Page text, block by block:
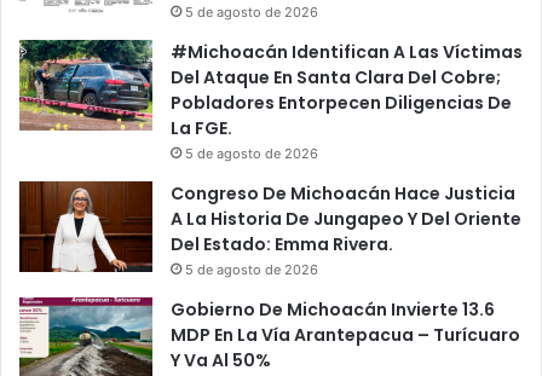
5 de agosto de 2026
#Michoacán Identifican A Las Víctimas
Del Ataque En Santa Clara Del Cobre;
Pobladores Entorpecen Diligencias De
La FGE.
5 de agosto de 2026
Congreso De Michoacán Hace Justicia
A La Historia De Jungapeo Y Del Oriente
Del Estado: Emma Rivera.
5 de agosto de 2026
Gobierno De Michoacán Invierte 13.6
MDP En La Vía Arantepacua – Turícuaro
Y Va Al 50%